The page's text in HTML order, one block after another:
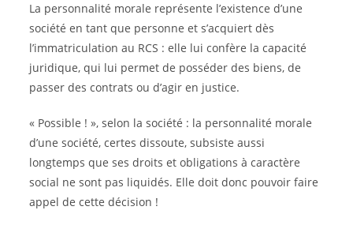
La personnalité morale représente l’existence d’une
société en tant que personne et s’acquiert dès
l’immatriculation au RCS : elle lui confère la capacité
juridique, qui lui permet de posséder des biens, de
passer des contrats ou d’agir en justice.
« Possible ! », selon la société : la personnalité morale
d’une société, certes dissoute, subsiste aussi
longtemps que ses droits et obligations à caractère
social ne sont pas liquidés. Elle doit donc pouvoir faire
appel de cette décision !